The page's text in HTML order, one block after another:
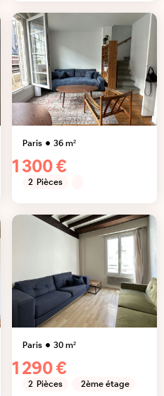
Paris 36m²
1 300 €
2 Pièces
Paris 30m²
1 290 €
2 Pièces 2ème étage